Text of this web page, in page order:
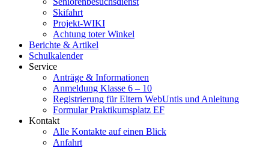
Skifahrt
Projekt-WIKI
Achtung toter Winkel
Berichte & Artikel
Schulkalender
Service
Anträge & Informationen
Anmeldung Klasse 6 – 10
Registrierung für Eltern WebUntis und Anleitung
Formular Praktikumsplatz EF
Kontakt
Alle Kontakte auf einen Blick
Anfahrt